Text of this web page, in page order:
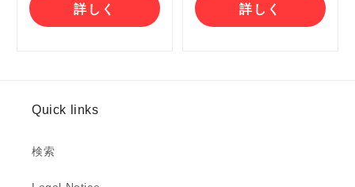
詳しく 詳しく
Quick links
検索